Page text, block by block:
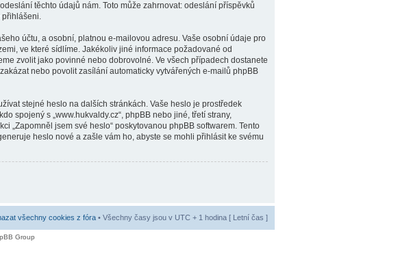
těchto údajů nám. Toto může zahrnovat: odeslání příspěvků
přihlášeni.
účtu, a osobní, platnou e-mailovou adresu. Vaše osobní údaje pro
ve které sídlíme. Jakékoliv jiné informace požadované od
zvolit jako povinné nebo dobrovolné. Ve všech případech dostanete
nebo povolit zasílání automaticky vytvářených e-mailů phpBB
stejné heslo na dalších stránkách. Vaše heslo je prostředek
spojený s „www.hukvaldy.cz“, phpBB nebo jiné, třetí strany,
„Zapomněl jsem své heslo“ poskytovanou phpBB softwarem. Tento
heslo nové a zašle vám ho, abyste se mohli přihlásit ke svému
všechny cookies z fóra • Všechny časy jsou v UTC + 1 hodina [ Letní čas ]
Group